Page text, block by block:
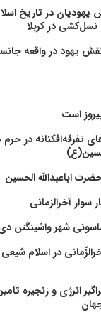
یهودیان در تاریخ
در کربلا
یهود در واقعه
است
تفرقه‌افکنانه در
اباعبدالله الحسین
آخرالزمانی
شهر واشينگتن
در اسلام
انرژی و زنجیره